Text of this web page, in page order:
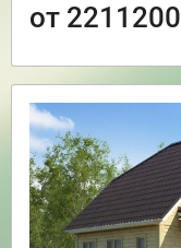
от 2211200